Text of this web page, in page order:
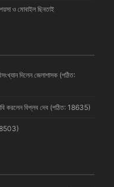
ও মোবাইল ছিনতাই
দিলেন জেলাশাসক (পঠিত:
করলেন বিপ্লব দেব (পঠিত: 18635)